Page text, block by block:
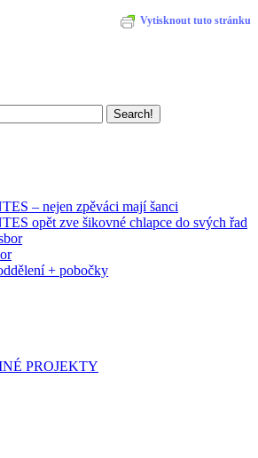
Vytisknout tuto stránku
– nejen zpěváci mají šanci
opět zve šikovné chlapce do svých řad
+ pobočky
PROJEKTY